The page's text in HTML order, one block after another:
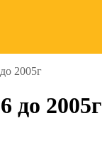
2005г
до 2005г